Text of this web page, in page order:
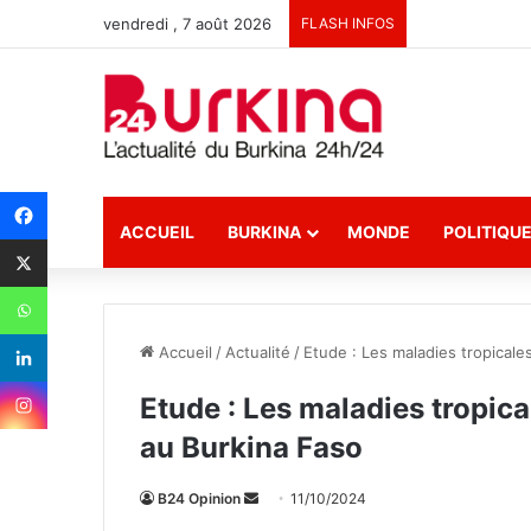
vendredi , 7 août 2026 FLASH INFOS
ACCUEIL BURKINA MONDE POLITIQUE
Accueil / Actualité / Etude : Les maladies
Etude : Les maladies
au Burkina Faso
B24 Opinion 11/10/2024